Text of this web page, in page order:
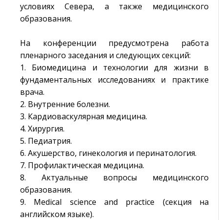
условиях Севера, а также медицинского
образования.
На конференции предусмотрена работа
пленарного заседания и следующих секций:
1. Биомедицина и технологии для жизни в
фундаментальных исследованиях и практике
врача.
2. Внутренние болезни.
3. Кардиоваскулярная медицина.
4. Хирургия.
5. Педиатрия.
6. Акушерство, гинекология и перинатология.
7. Профилактическая медицина.
8. Актуальные вопросы медицинского
образования.
9. Medical science and practice (секция на
английском языке).